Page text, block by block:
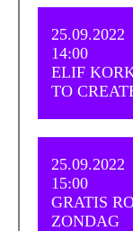
25.09.2022
14:00
ELIF
TO
25.09.2022
15:00
GRATIS
ZONDAG